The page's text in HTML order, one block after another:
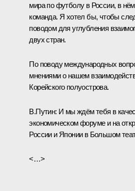
мира по футболу в России, в
команда. Я хотел бы, чтобы
поводом для углубления
двух стран.
По поводу международных
мнениями о нашем
Корейского полуострова.
В.Путин: И мы ждём тебя в
экономическом форуме и на
России и Японии в Большом
<…>